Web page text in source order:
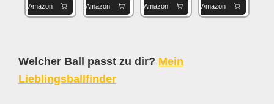
Amazon Amazon Amazon Amazon
Welcher Ball passt zu dir? Mein
Lieblingsballfinder